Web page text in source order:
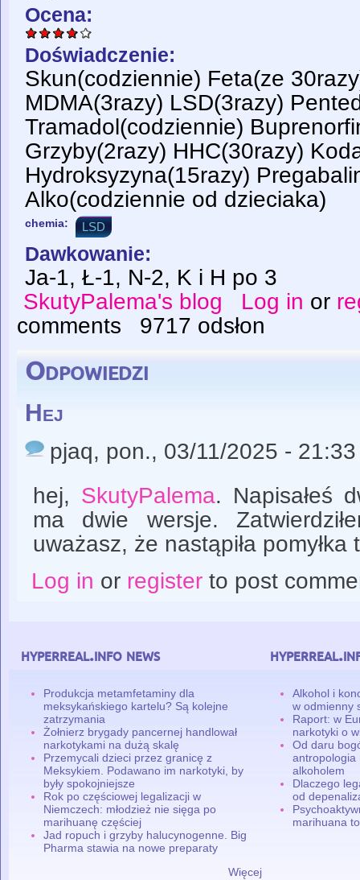
Ocena:
Doświadczenie:
Skun(codziennie) Feta(ze
MDMA(3razy) LSD(3razy)
Tramadol(codziennie)
Grzyby(2razy) HHC(30razy)
Hydroksyzyna(15razy)
Alko(codziennie od dzieciaka)
chemia: LSD
Dawkowanie:
Ja-1, Ł-1, N-2, K i H po 3
SkutyPalema's blog
Log in or
comments
9717 odsłon
Odpowiedzi
Hej
pjaq, pon., 03/11/2025 - 21:33
hej, SkutyPalema. Napisałeś
ma dwie wersje.
uważasz, że nastąpiła
Log in or registerto post
hyperreal.info news
Produkcja metamfetaminy dla
meksykańskiego kartelu? Są kolejne
zatrzymania
Żołnierz brygady pancernej handlował
narkotykami na dużą skalę
Przemycali dzieci przez granicę z
Meksykiem. Podawano im narkotyki, by
były spokojniejsze
Rok po częściowej legalizacji w
Niemczech: młodzież nie sięga po
marihuanę częściej
Jad ropuch i grzyby halucynogenne. Big
Pharma stawia na nowe preparaty
Więcej
Alkohol i
w odmienny
Raport: w
narkotyki o
Od daru
antropologia
alkoholem
Dlaczego
od
marihuana